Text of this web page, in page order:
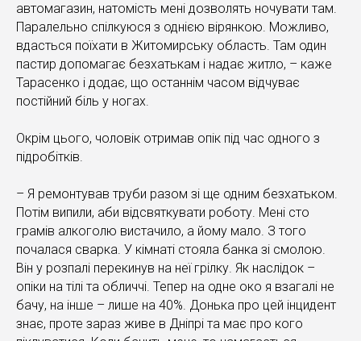
автомагазин, натомість мені дозволять ночувати там.
Паралельно спілкуюся з однією вірянкою. Можливо,
вдасться поїхати в Житомирську область. Там один
пастир допомагає безхатькам і надає житло, – каже
Тарасенко і додає, що останнім часом відчуває
постійний біль у ногах.
Окрім цього, чоловік отримав опік під час одного з
підробітків.
– Я ремонтував труби разом зі ще одним безхатьком.
Потім випили, аби відсвяткувати роботу. Мені сто
грамів алкоголю вистачило, а йому мало. З того
почалася сварка. У кімнаті стояла банка зі смолою.
Він у розпалі перекинув на неї грілку. Як наслідок –
опіки на тілі та обличчі. Тепер на одне око я взагалі не
бачу, на інше – лише на 40%. Донька про цей інцидент
знає, проте зараз живе в Дніпрі та має про кого